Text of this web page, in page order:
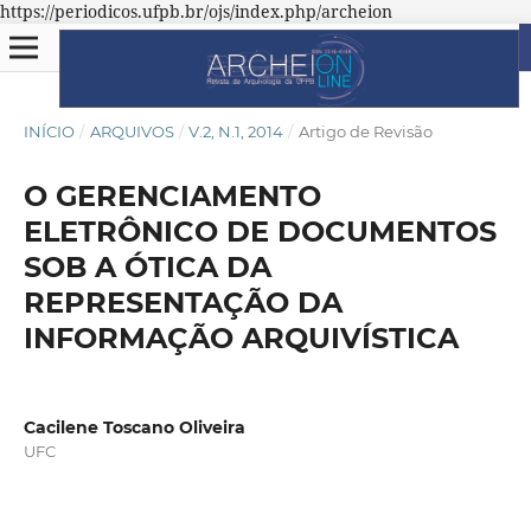
https://periodicos.ufpb.br/ojs/index.php/archeion
INÍCIO / ARQUIVOS / V.2, N.1, 2014 / Artigo de Revisão
O GERENCIAMENTO
ELETRÔNICO DE DOCUMENTOS
SOB A ÓTICA DA
REPRESENTAÇÃO DA
INFORMAÇÃO ARQUIVÍSTICA
Cacilene Toscano Oliveira
UFC